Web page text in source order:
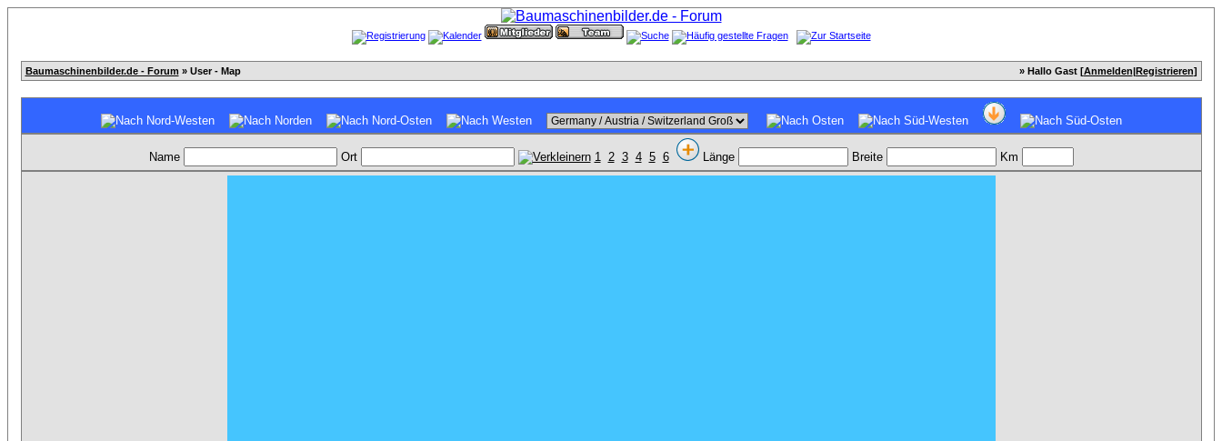
Baumaschinenbilder.de - Forum » User - Map » Hallo Gast [Anmelden|Registrieren]
Name Ort 1 2 3 4 5 6 Länge Breite Km